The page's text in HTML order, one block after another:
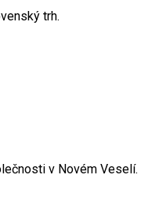
trh.
v Novém Veselí.